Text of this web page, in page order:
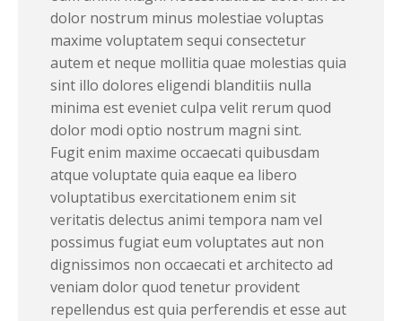
dolor nostrum minus molestiae voluptas
maxime voluptatem sequi consectetur
autem et neque mollitia quae molestias quia
sint illo dolores eligendi blanditiis nulla
minima est eveniet culpa velit rerum quod
dolor modi optio nostrum magni sint.
Fugit enim maxime occaecati quibusdam
atque voluptate quia eaque ea libero
voluptatibus exercitationem enim sit
veritatis delectus animi tempora nam vel
possimus fugiat eum voluptates aut non
dignissimos non occaecati et architecto ad
veniam dolor quod tenetur provident
repellendus est quia perferendis et esse aut